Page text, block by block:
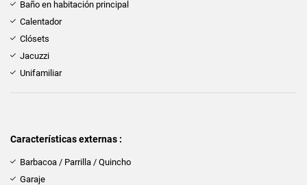
Baño en habitación principal
Calentador
Clósets
Jacuzzi
Unifamiliar
Características externas :
Barbacoa / Parrilla / Quincho
Garaje